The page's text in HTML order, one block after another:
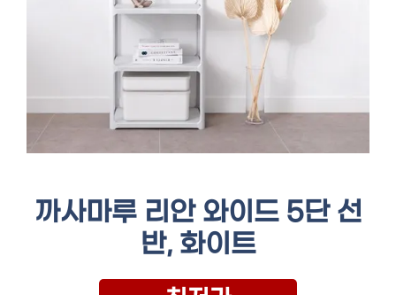
까사마루 리안 와이드 5단 선
반, 화이트